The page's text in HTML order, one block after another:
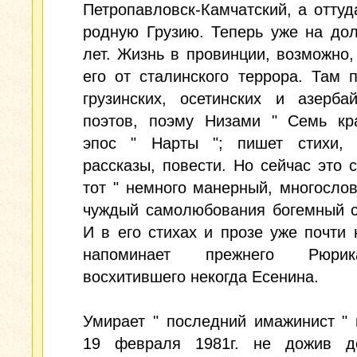
Петропавловск-Камчатский, а
родную Грузию. Теперь уже на
лет. Жизнь в провинции,
его от сталинского террора. Там
грузинских, осетинских и
поэтов, поэму Низами " Семь
эпос " Нарты "; пишет стихи,
рассказы, повести. Но сейчас это
тот " немного манерный,
чуждый самолюбования богемный
И в его стихах и прозе уже почти
напоминает прежнего
восхитившего некогда Есенина.
Умирает " последний имажинист "
19 февраля 1981г. не дожив